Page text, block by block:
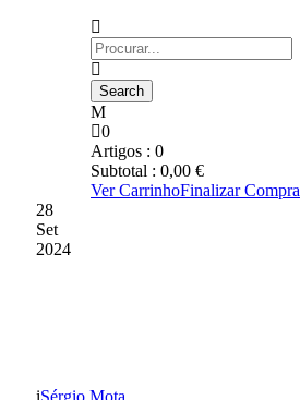
0
Artigos : 0
Subtotal : 0,00 €
Ver CarrinhoFinalizar Compra
28
Set
2024
Sérgio Mota